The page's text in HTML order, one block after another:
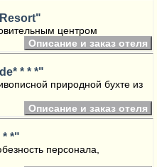
центром
Описание и заказ отеля
* * *"
природной бухте из
Описание и заказ отеля
*"
персонала,